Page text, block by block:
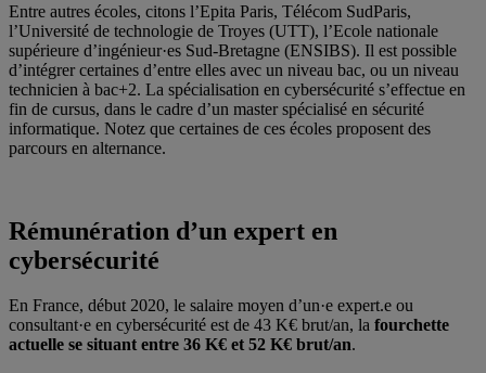
Entre autres écoles, citons l’Epita Paris, Télécom SudParis,
l’Université de technologie de Troyes (UTT), l’Ecole nationale
supérieure d’ingénieur·es Sud-Bretagne (ENSIBS). Il est possible
d’intégrer certaines d’entre elles avec un niveau bac, ou un niveau
technicien à bac+2. La spécialisation en cybersécurité s’effectue en
fin de cursus, dans le cadre d’un master spécialisé en sécurité
informatique. Notez que certaines de ces écoles proposent des
parcours en alternance.
Rémunération d’un expert en
cybersécurité
En France, début 2020, le salaire moyen d’un·e expert.e ou
consultant·e en cybersécurité est de 43 K€ brut/an, la fourchette
actuelle se situant entre 36 K€ et 52 K€ brut/an.